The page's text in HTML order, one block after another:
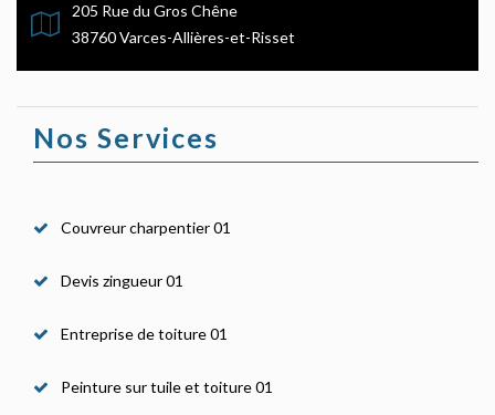
205 Rue du Gros Chêne
38760 Varces-Allières-et-Risset
Nos Services
Couvreur charpentier 01
Devis zingueur 01
Entreprise de toiture 01
Peinture sur tuile et toiture 01